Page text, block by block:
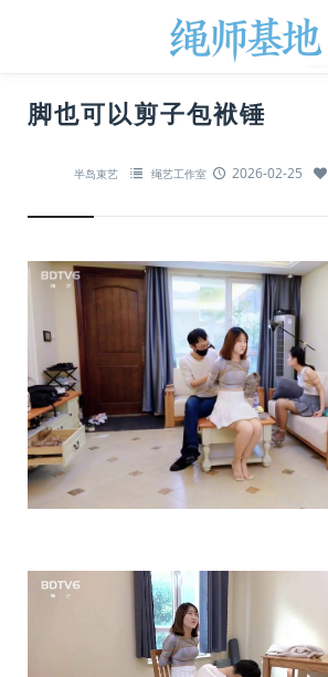
脚也可以剪子包袱锤
半岛束艺 绳艺工作室 2026-02-25